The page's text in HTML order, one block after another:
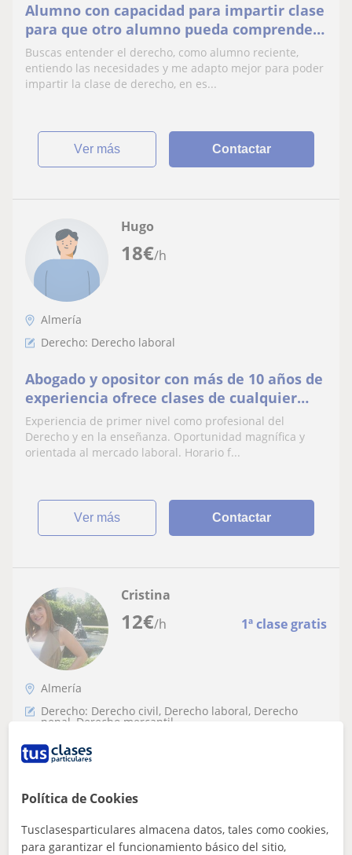
Alumno con capacidad para impartir clase
para que otro alumno pueda comprender
el Derecho.
Buscas entender el derecho, como alumno reciente,
entiendo las necesidades y me adapto mejor para poder
impartir la clase de derecho, en es...
ver más Contactar
18€/h
Hugo
Almería
Derecho: Derecho laboral
Abogado y opositor con más de 10 años de
experiencia ofrece clases de cualquier
materia jurídica.
Experiencia de primer nivel como profesional del
Derecho y en la enseñanza. Oportunidad magnífica y
orientada al mercado laboral. Horario f...
ver más Contactar
12€/h 1ª clase gratis
Cristina
Almería
Derecho: Derecho civil, Derecho laboral, Derecho
penal, Derecho mercantil
Abogada, comercial de banca,
Me encanta dar clases particulares. Llevo dando clases
Política de Cookies
Tusclasesparticulares almacena datos, tales como cookies,
para garantizar el funcionamiento básico del sitio,